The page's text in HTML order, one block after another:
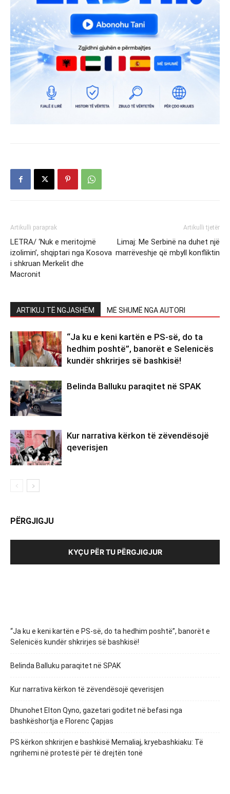
Artikulli paraprak
LETRA/ ‘Nuk e meritojmë
izolimin’, shqiptari nga Kosova
i shkruan Merkelit dhe
Macronit
Artikulli tjetër
Limaj: Me Serbinë na duhet një
marrëveshje që mbyll konfliktin
ARTIKUJ TË NGJASHËM MË SHUMË NGA AUTORI
“Ja ku e keni kartën e PS-së, do ta
hedhim poshtë”, banorët e Selenicës
kundër shkrirjes së bashkisë!
Belinda Balluku paraqitet në SPAK
Kur narrativa kërkon të zëvendësojë
qeverisjen
PËRGJIGJU
KYÇU PËR TU PËRGJIGJUR
“Ja ku e keni kartën e PS-së, do ta hedhim poshtë”, banorët e
Selenicës kundër shkrirjes së bashkisë!
Belinda Balluku paraqitet në SPAK
Kur narrativa kërkon të zëvendësojë qeverisjen
Dhunohet Elton Qyno, gazetari goditet në befasi nga
bashkëshortja e Florenc Çapjas
PS kërkon shkrirjen e bashkisë Memaliaj, kryebashkiaku: Të
ngrihemi në protestë për të drejtën tonë